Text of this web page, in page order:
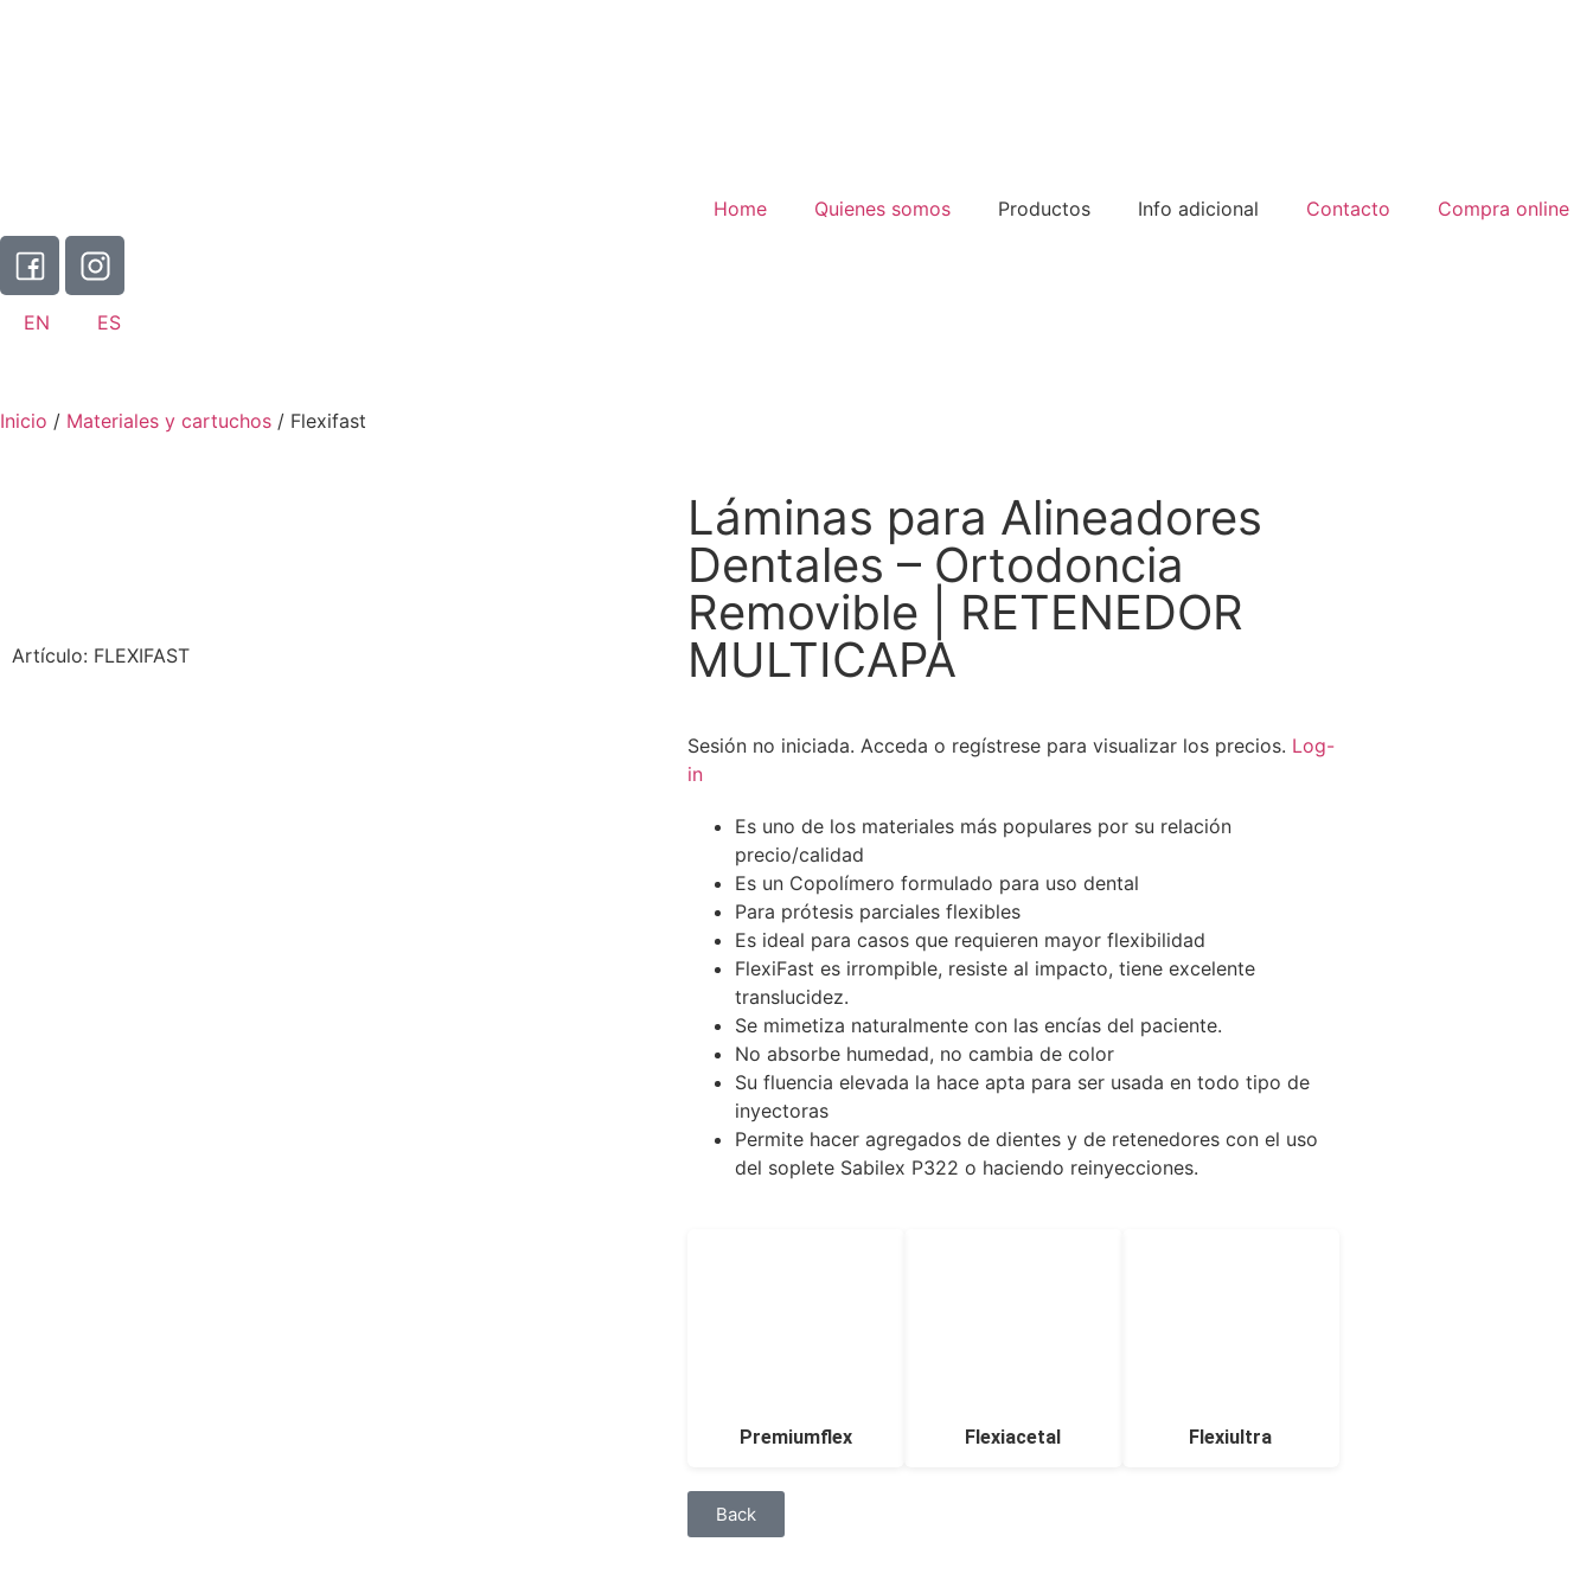
Home Quienes somos Productos Info adicional Contacto Compra online
EN ES
Inicio / Materiales y cartuchos / Flexifast
Artículo: FLEXIFAST
Láminas para Alineadores
Dentales – Ortodoncia
Removible | RETENEDOR
MULTICAPA
Sesión no iniciada. Acceda o regístrese para visualizar los precios. Log-
in
Es uno de los materiales más populares por su relación
precio/calidad
Es un Copolímero formulado para uso dental
Para prótesis parciales flexibles
Es ideal para casos que requieren mayor flexibilidad
FlexiFast es irrompible, resiste al impacto, tiene excelente
translucidez.
Se mimetiza naturalmente con las encías del paciente.
No absorbe humedad, no cambia de color
Su fluencia elevada la hace apta para ser usada en todo tipo de
inyectoras
Permite hacer agregados de dientes y de retenedores con el uso
del soplete Sabilex P322 o haciendo reinyecciones.
Premiumflex Flexiacetal Flexiultra
Back